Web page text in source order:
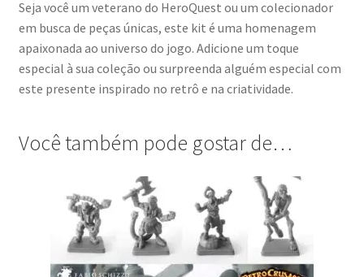
Seja você um veterano do HeroQuest ou um colecionador
em busca de peças únicas, este kit é uma homenagem
apaixonada ao universo do jogo. Adicione um toque
especial à sua coleção ou surpreenda alguém especial com
este presente inspirado no retrô e na criatividade.
Você também pode gostar de…